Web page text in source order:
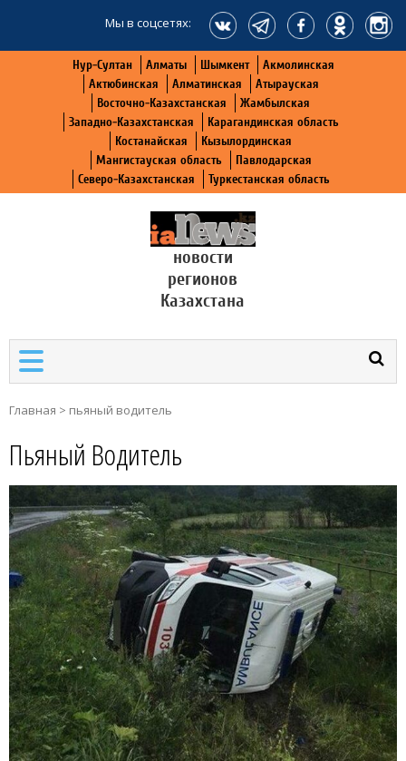
Мы в соцсетях:
Нур-Султан Алматы Шымкент
Акмолинская
Актюбинская
Алматинская
Атырауская
Восточно-Казахстанская
Жамбылская
Западно-Казахстанская
Карагандинская область
Костанайская
Кызылординская
Мангистауская область
Павлодарская
Северо-Казахстанская
Туркестанская область
новости
регионов
Казахстана
Главная > пьяный водитель
Пьяный Водитель